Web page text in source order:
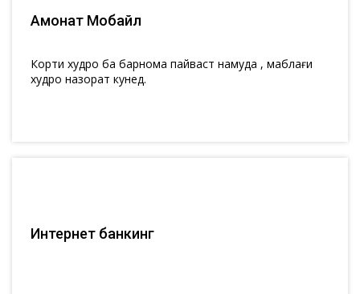
Амонат Мобайл
Корти худро ба барнома пайваст намуда , маблағи
худро назорат кунед.
Интернет банкинг